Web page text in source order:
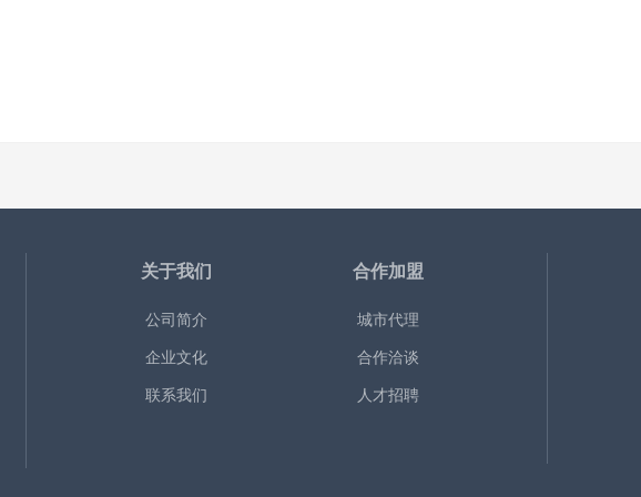
关于我们
公司简介
企业文化
联系我们
合作加盟
城市代理
合作洽谈
人才招聘